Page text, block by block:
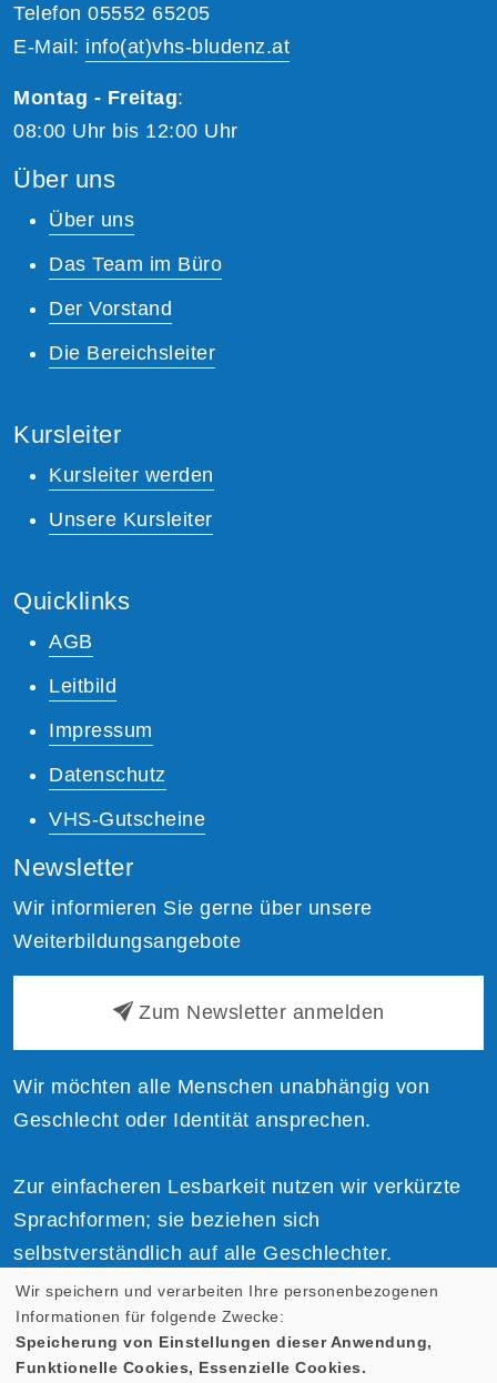
Telefon 05552 65205
E-Mail: info(at)vhs-bludenz.at
Montag - Freitag:
08:00 Uhr bis 12:00 Uhr
Über uns
Über uns
Das Team im Büro
Der Vorstand
Die Bereichsleiter
Kursleiter
Kursleiter werden
Unsere Kursleiter
Quicklinks
AGB
Leitbild
Impressum
Datenschutz
VHS-Gutscheine
Newsletter
Wir informieren Sie gerne über unsere
Weiterbildungsangebote
Zum Newsletter anmelden
Wir möchten alle Menschen unabhängig von
Geschlecht oder Identität ansprechen.
Zur einfacheren Lesbarkeit nutzen wir verkürzte
Sprachformen; sie beziehen sich
selbstverständlich auf alle Geschlechter.
Cookie Einstellungen
Wir speichern und verarbeiten Ihre personenbezogenen
Informationen für folgende Zwecke:
Speicherung von Einstellungen dieser Anwendung,
Funktionelle Cookies, Essenzielle Cookies.